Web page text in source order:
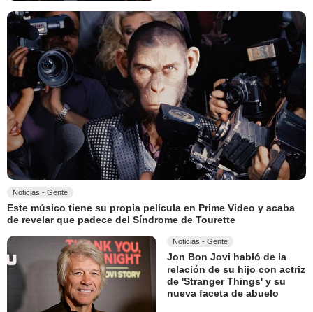
Noticias - Gente
Este músico tiene su propia película en Prime Video y acaba
de revelar que padece del Síndrome de Tourette
Noticias - Gente
Jon Bon Jovi habló de la
relación de su hijo con actriz
de 'Stranger Things' y su
nueva faceta de abuelo